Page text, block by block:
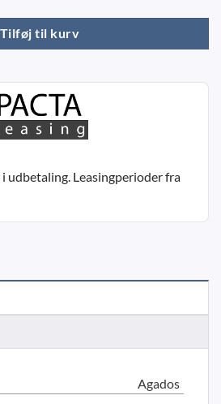
Tilføj til kurv
udbetaling. Leasingperioder fra
Agados